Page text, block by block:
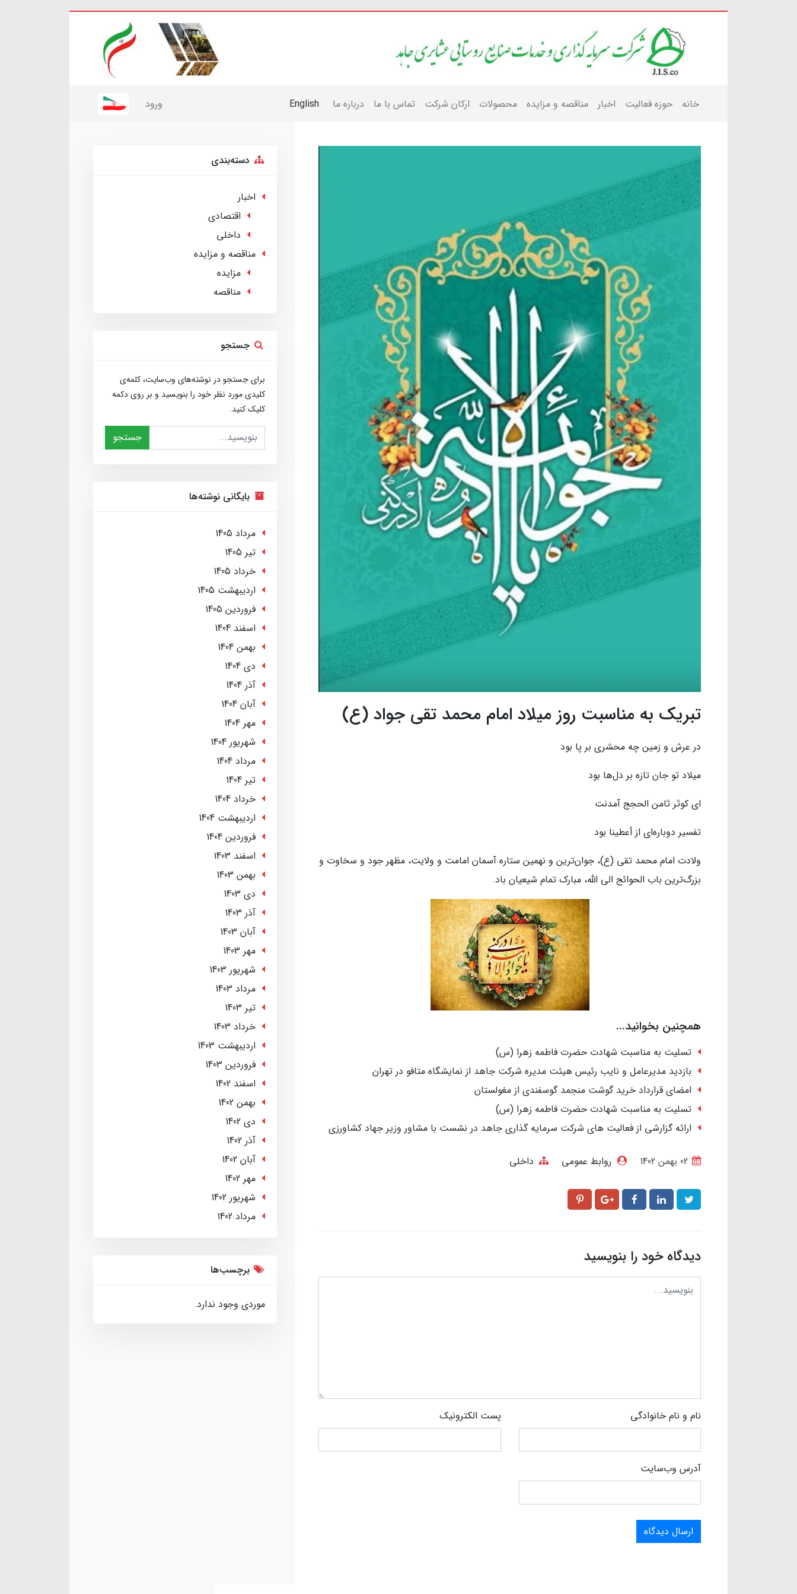
خانه حوزه فعالیت اخبار مناقصه و مزایده محصولات ارکان شرکت تماس با ما درباره ما English ورود
تبریک به مناسبت روز میلاد امام محمد تقی جواد (ع)
در عرش و زمین چه محشری بر پا بود
میلاد تو جان تازه بر دل‌ها بود
ای کوثر ثامن الحجج آمدنت
تفسیر دوباره‌ای از أعطینا بود
ولادت امام محمد تقی (ع)، جوان‌ترین و نهمین ستاره آسمان امامت و ولایت، مظهر جود و سخاوت و
بزرگ‌ترین باب الحوائج الی الله، مبارک تمام شیعیان باد.
همچنین بخوانید...
تسلیت به مناسبت شهادت حضرت فاطمه زهرا (س)
بازدید مدیرعامل و نایب رئیس هیئت مدیره شرکت جاهد از نمایشگاه متافو در تهران
امضای قرارداد خرید گوشت منجمد گوسفندی از مغولستان
تسلیت به مناسبت شهادت حضرت فاطمه زهرا (س)
ارائه گزارشی از فعالیت های شرکت سرمایه گذاری جاهد در نشست با مشاور وزیر جهاد کشاورزی
روابط عمومی داخلی
دیدگاه خود را بنویسید
نام و نام خانوادگی پست الکترونیک
آدرس وب‌سایت
ارسال دیدگاه
دسته‌بندی
اخبار
اقتصادی
داخلی
مناقصه و مزایده
مزایده
مناقصه
جستجو
برای جستجو در نوشته‌های وب‌سایت، کلمه‌ی
کلیدی مورد نظر خود را بنویسید و بر روی دکمه
کلیک کنید.
جستجو
بایگانی نوشته‌ها
مرداد 1405
تير 1405
خرداد 1405
ارديبهشت 1405
فروردین 1405
اسفند 1404
بهمن 1404
دی 1404
آذر 1404
آبان 1404
مهر 1404
شهریور 1404
مرداد 1404
تير 1404
خرداد 1404
ارديبهشت 1404
فروردین 1404
اسفند 1403
بهمن 1403
دی 1403
آذر 1403
آبان 1403
مهر 1403
شهریور 1403
مرداد 1403
تير 1403
خرداد 1403
ارديبهشت 1403
فروردین 1403
اسفند 1402
بهمن 1402
دی 1402
آذر 1402
آبان 1402
مهر 1402
شهریور 1402
مرداد 1402
برچسب‌ها
موردی وجود ندارد.